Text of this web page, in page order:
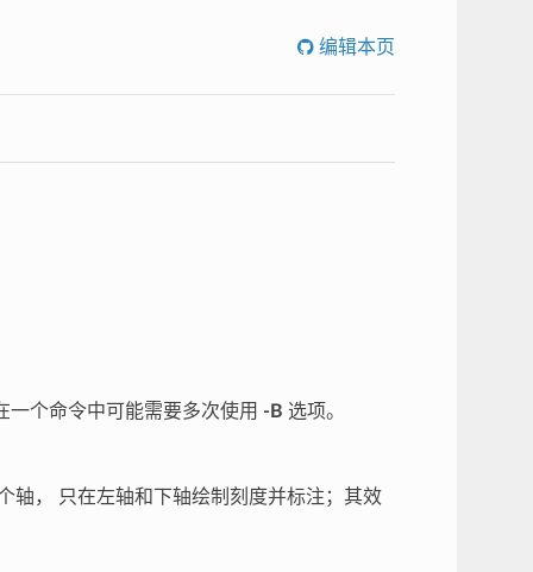
编辑本页
个命令中可能需要多次使用 -B 选项。
轴， 只在左轴和下轴绘制刻度并标注；其效